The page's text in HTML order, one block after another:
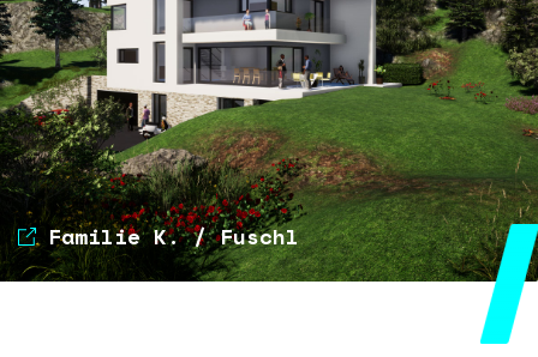
Familie K. / Fuschl